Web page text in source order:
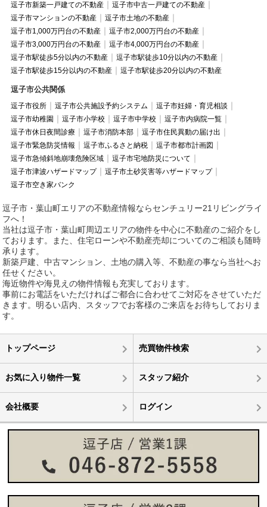
逗子市新築一戸建ての不動産
逗子市中古一戸建ての不動産
逗子市マンションの不動産
逗子市土地の不動産
逗子市1,000万円台の不動産
逗子市2,000万円台の不動産
逗子市3,000万円台の不動産
逗子市4,000万円台の不動産
逗子市駅徒歩5分以内の不動産
逗子市駅徒歩10分以内の不動産
逗子市駅徒歩15分以内の不動産
逗子市駅徒歩20分以内の不動産
逗子市公共関係
逗子市役所 逗子市公共施設予約システム
逗子市妊婦・育児相談
逗子市幼稚園
逗子市小学校 逗子市中学校
逗子市内病院一覧
逗子市休日夜間診療
逗子市消防本部
逗子市住民異動の届け出
逗子市緊急防災情報
逗子市ふるさと納税
逗子市都市計画図
逗子市急傾斜地崩壊危険区域
逗子市宅地防災について
逗子市津波ハザードマップ
逗子市土砂災害等ハザードマップ
逗子市空き家バンク
逗子市・葉山町エリアの不動産情報ならセンチュリー21リビングライ
フへ！
当社は逗子市・葉山町周辺エリアの物件を中心に不動産のご紹介をし
ております。また、住宅ローンや不動産売却についてのご相談も随時
承ります。
新築戸建、中古マンション、土地の購入等、不動産の事なら当社へお
任せください。
海近物件や海見えの物件情報も充実しております。
事前にお電話をいただければご都合に合わせてご対応をさせていただ
きます。明るい店内、スタッフでお客様のご来店をお待ちしておりま
す。
トップページ 売買物件検索
お気に入り物件一覧 スタッフ紹介
会社概要 ログイン